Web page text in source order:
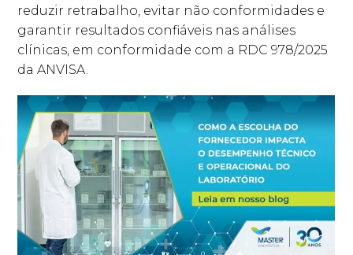
reduzir retrabalho, evitar não conformidades e
garantir resultados confiáveis nas análises
clínicas, em conformidade com a RDC 978/2025
da ANVISA.